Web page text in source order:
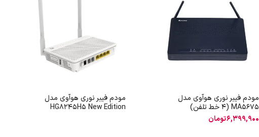
مودم فیبر نوری هوآوی مدل
MA5675 (4 خط تلفن)
6,399,900تومان
مودم فیبر نوری هوآوی مدل
HG8245H5 New Edition